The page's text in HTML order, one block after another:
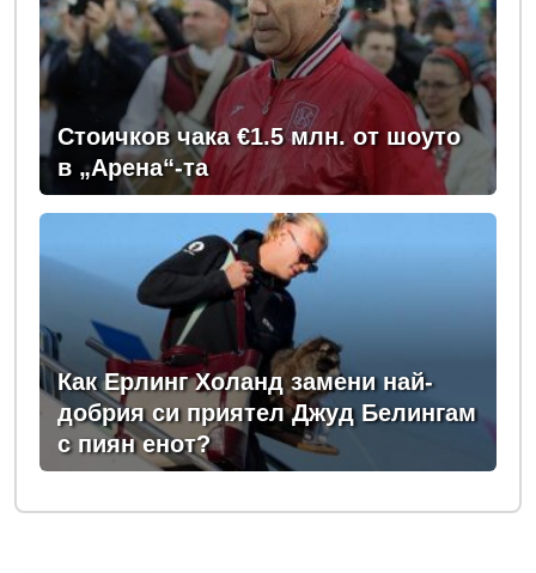
Стоичков чака €1.5 млн. от шоуто
в „Арена“-та
Как Ерлинг Холанд замени най-
добрия си приятел Джуд Белингам
с пиян енот?